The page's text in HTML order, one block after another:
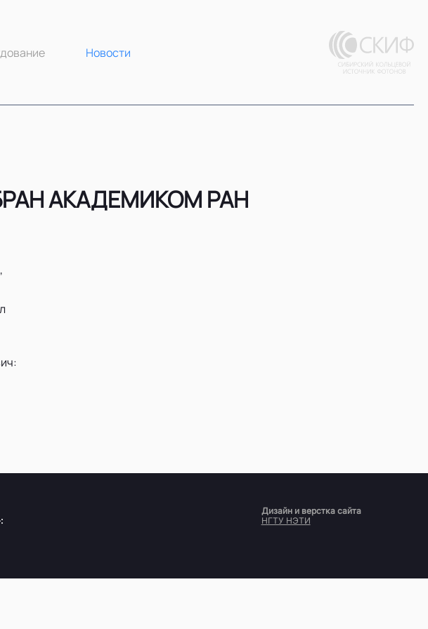
Новости
АКАДЕМИКОМ РАН
Дизайн и верстка сайта
НГТУ НЭТИ